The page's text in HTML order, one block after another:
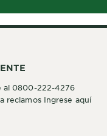
al 0800-222-4276
reclamos Ingrese aquí